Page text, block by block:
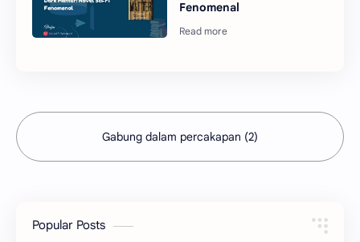
Fenomenal
Gabung dalam percakapan (2)
Popular Posts